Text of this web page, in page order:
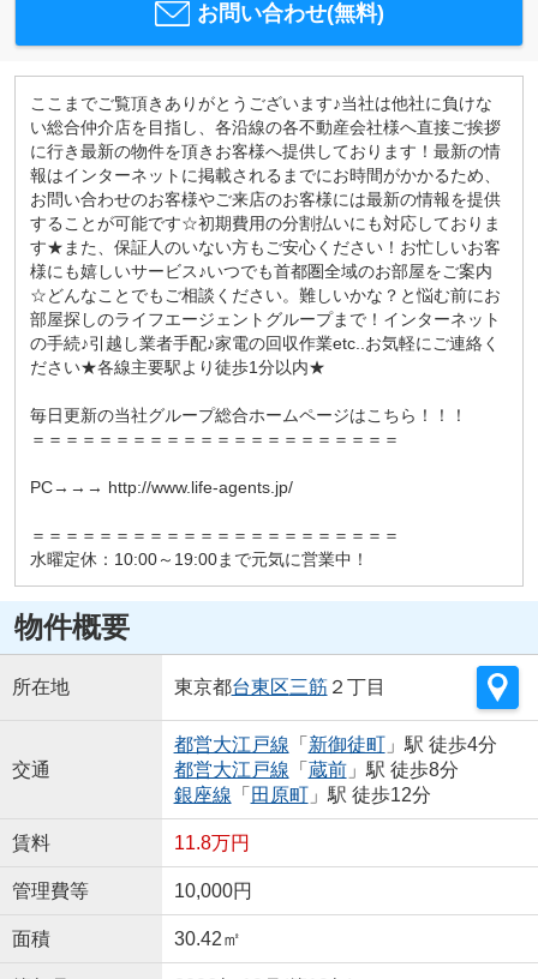
お問い合わせ(無料)
ここまでご覧頂きありがとうございます♪当社は他社に負けな
い総合仲介店を目指し、各沿線の各不動産会社様へ直接ご挨拶
に行き最新の物件を頂きお客様へ提供しております！最新の情
報はインターネットに掲載されるまでにお時間がかかるため、
お問い合わせのお客様やご来店のお客様には最新の情報を提供
することが可能です☆初期費用の分割払いにも対応しておりま
す★また、保証人のいない方もご安心ください！お忙しいお客
様にも嬉しいサービス♪いつでも首都圏全域のお部屋をご案内
☆どんなことでもご相談ください。難しいかな？と悩む前にお
部屋探しのライフエージェントグループまで！インターネット
の手続♪引越し業者手配♪家電の回収作業etc..お気軽にご連絡く
ださい★各線主要駅より徒歩1分以内★
毎日更新の当社グループ総合ホームページはこちら！！！
＝＝＝＝＝＝＝＝＝＝＝＝＝＝＝＝＝＝＝＝＝＝
PC→→→ http://www.life-agents.jp/
＝＝＝＝＝＝＝＝＝＝＝＝＝＝＝＝＝＝＝＝＝＝
水曜定休：10:00～19:00まで元気に営業中！
物件概要
所在地 東京都台東区三筋２丁目
交通
都営大江戸線 「 新御徒町」駅 徒歩4分
都営大江戸線 「 蔵前」駅 徒歩8分
銀座線 「 田原町」駅 徒歩12分
賃料 11.8万円
管理費等 10,000円
面積 30.42㎡